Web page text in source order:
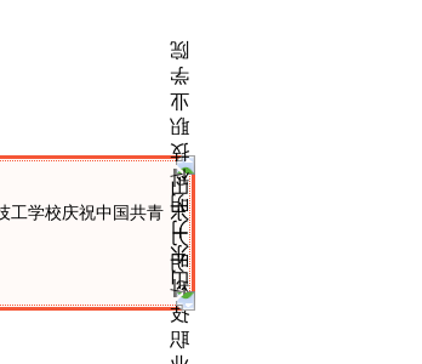
工学校庆祝中国共青